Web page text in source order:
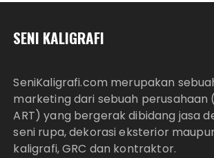
SENI KALIGRAFI
SeniKaligrafi.com merupakan
marketing dari sebuah perusahaan
ART) yang bergerak dibidang jasa
seni rupa, dekorasi eksterior
kaligrafi, GRC dan kontraktor.